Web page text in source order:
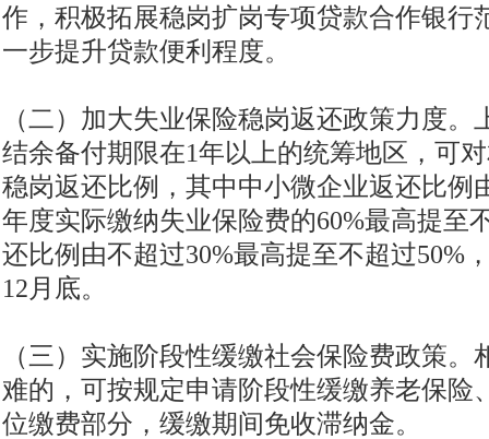
作，积极拓展稳岗扩岗专项贷款合作银行
一步提升贷款便利程度。
（二）加大失业保险稳岗返还政策力度
结余备付期限在1年以上的统筹地区，可
稳岗返还比例，其中中小微企业返还比例
年度实际缴纳失业保险费的60%最高提至
还比例由不超过30%最高提至不超过50%
12月底。
（三）实施阶段性缓缴社会保险费政策
难的，可按规定申请阶段性缓缴养老保险
位缴费部分，缓缴期间免收滞纳金。